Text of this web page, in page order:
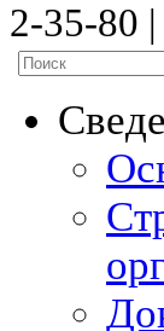
2-35-80